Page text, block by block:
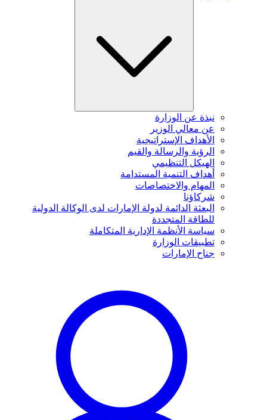
نبذة عن الوزارة
عن معالي الوزير
الأهداف الإستراتيجية
الرؤية والرسالة والقيم
الهيكل التنظيمي
أهداف التنمية المستدامة
المهام والاختصاصات
شركاؤنا
البعثة الدائمة لدولة الإمارات لدى الوكالة الدولية
للطاقة المتجددة
سياسة الأنظمة الإدارية المتكاملة
تطبيقات الوزارة
جناح الإمارات